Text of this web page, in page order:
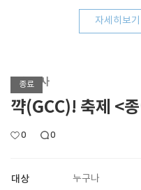
자세히보기
종료
기획행사
꺅(GCC)! 축제 <
0 0
대상 누구나